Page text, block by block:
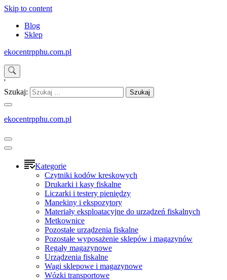
Skip to content
Blog
Sklep
ekocentrpphu.com.pl
'
Szukaj:
ekocentrpphu.com.pl
Kategorie
Czytniki kodów kreskowych
Drukarki i kasy fiskalne
Liczarki i testery pieniędzy
Manekiny i ekspozytory
Materiały eksploatacyjne do urządzeń fiskalnych
Metkownice
Pozostałe urządzenia fiskalne
Pozostałe wyposażenie sklepów i magazynów
Regały magazynowe
Urządzenia fiskalne
Wagi sklepowe i magazynowe
Wózki transportowe